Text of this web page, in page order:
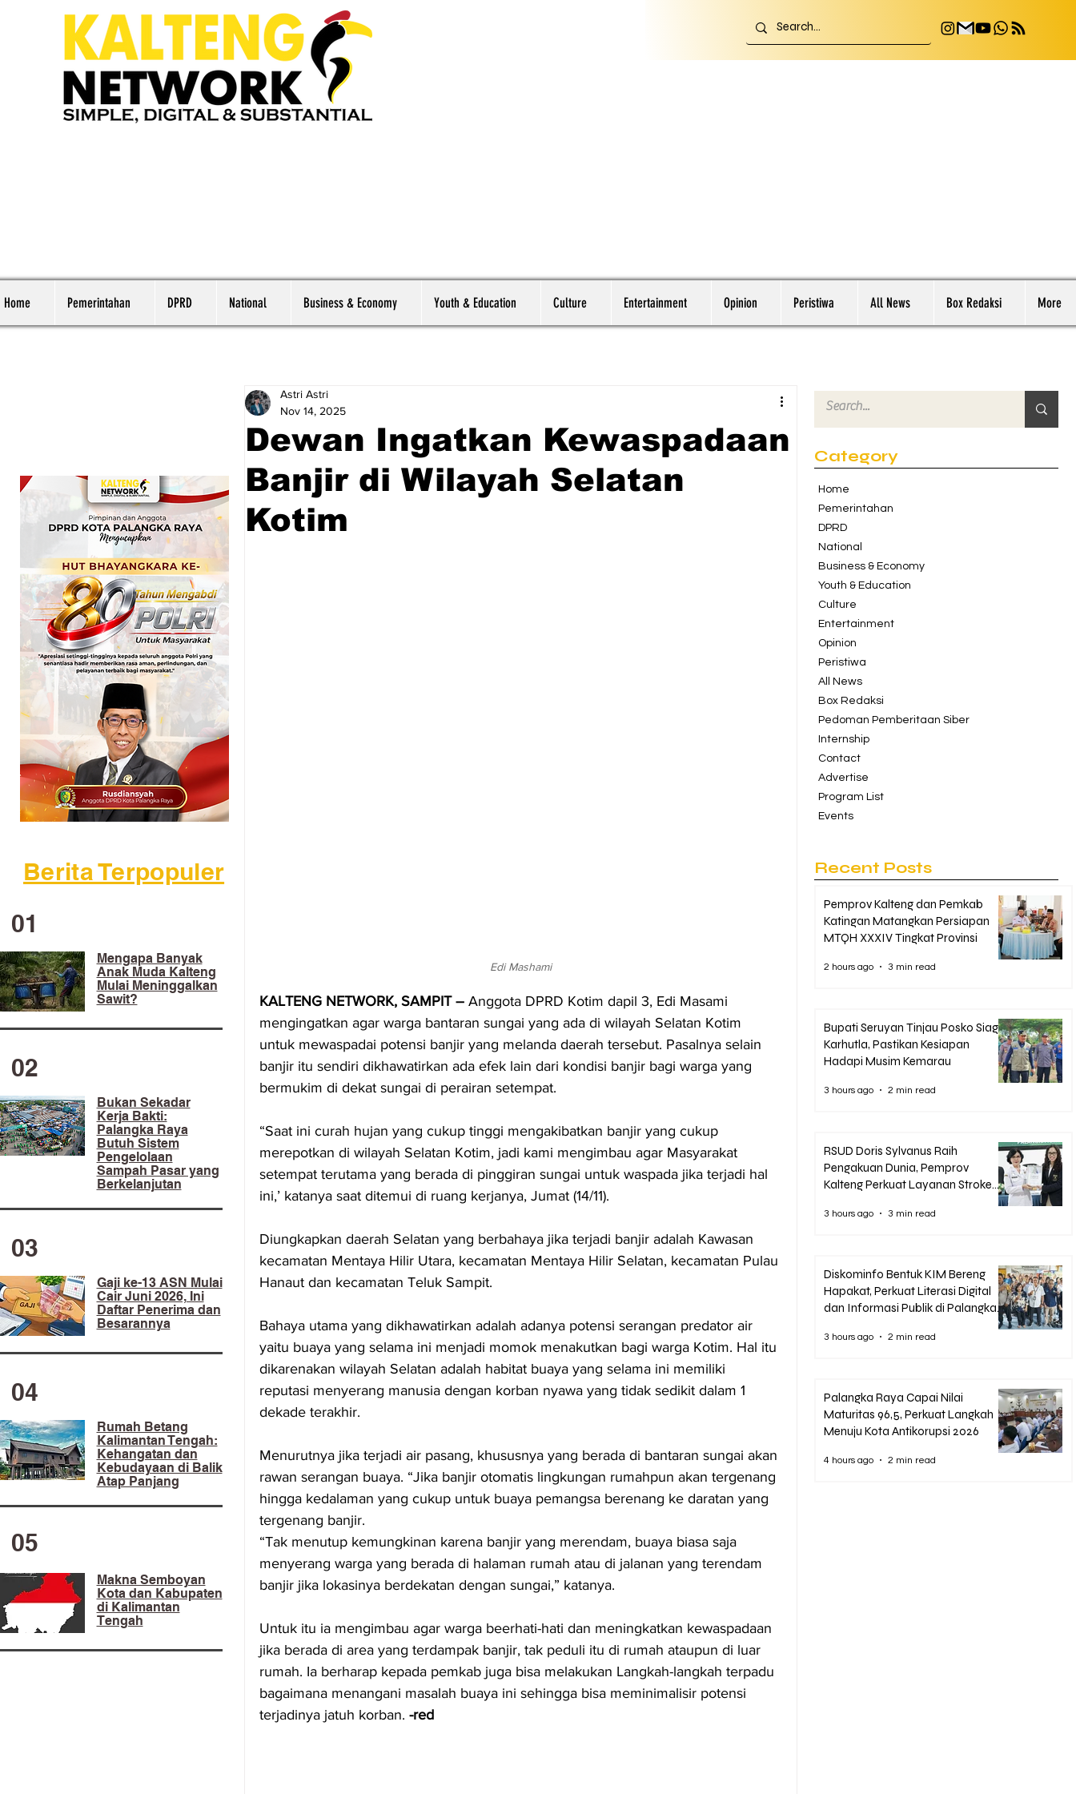
Home Pemerintahan DPRD National Business & Economy Youth & Education Culture Entertainment Opinion Peristiwa All News Box Redaksi More
Berita Terpopuler
01
Mengapa Banyak
Anak Muda Kalteng
Mulai Meninggalkan
Sawit?
02
​Bukan Sekadar
Kerja Bakti:
Palangka Raya
Butuh Sistem
Pengelolaan
Sampah Pasar yang
Berkelanjutan
03
Gaji ke-13 ASN Mulai
Cair Juni 2026, Ini
Daftar Penerima dan
Besarannya
04
Rumah Betang
Kalimantan Tengah:
Kehangatan dan
Kebudayaan di Balik
Atap Panjang
05
Makna Semboyan
Kota dan Kabupaten
di Kalimantan
Tengah
Dewan Ingatkan Kewaspadaan
Banjir di Wilayah Selatan
Kotim
Astri Astri
Nov 14, 2025
Edi Mashami
KALTENG NETWORK, SAMPIT – Anggota DPRD Kotim dapil 3, Edi Masami
mengingatkan agar warga bantaran sungai yang ada di wilayah Selatan Kotim
untuk mewaspadai potensi banjir yang melanda daerah tersebut. Pasalnya selain
banjir itu sendiri dikhawatirkan ada efek lain dari kondisi banjir bagi warga yang
bermukim di dekat sungai di perairan setempat.
“Saat ini curah hujan yang cukup tinggi mengakibatkan banjir yang cukup
merepotkan di wilayah Selatan Kotim, jadi kami mengimbau agar Masyarakat
setempat terutama yang berada di pinggiran sungai untuk waspada jika terjadi hal
ini,’ katanya saat ditemui di ruang kerjanya, Jumat (14/11).
Diungkapkan daerah Selatan yang berbahaya jika terjadi banjir adalah Kawasan
kecamatan Mentaya Hilir Utara, kecamatan Mentaya Hilir Selatan, kecamatan Pulau
Hanaut dan kecamatan Teluk Sampit.
Bahaya utama yang dikhawatirkan adalah adanya potensi serangan predator air
yaitu buaya yang selama ini menjadi momok menakutkan bagi warga Kotim. Hal itu
dikarenakan wilayah Selatan adalah habitat buaya yang selama ini memiliki
reputasi menyerang manusia dengan korban nyawa yang tidak sedikit dalam 1
dekade terakhir.
Menurutnya jika terjadi air pasang, khususnya yang berada di bantaran sungai akan
rawan serangan buaya. “Jika banjir otomatis lingkungan rumahpun akan tergenang
hingga kedalaman yang cukup untuk buaya pemangsa berenang ke daratan yang
tergenang banjir.
“Tak menutup kemungkinan karena banjir yang merendam, buaya biasa saja
menyerang warga yang berada di halaman rumah atau di jalanan yang terendam
banjir jika lokasinya berdekatan dengan sungai,” katanya.
Untuk itu ia mengimbau agar warga beerhati-hati dan meningkatkan kewaspadaan
jika berada di area yang terdampak banjir, tak peduli itu di rumah ataupun di luar
rumah. Ia berharap kepada pemkab juga bisa melakukan Langkah-langkah terpadu
bagaimana menangani masalah buaya ini sehingga bisa meminimalisir potensi
terjadinya jatuh korban. -red
Category
Home
Pemerintahan
DPRD
National
Business & Economy
Youth & Education
Culture
Entertainment
Opinion
Peristiwa
All News
Box Redaksi
Pedoman Pemberitaan Siber
Internship
Contact
Advertise
Program List
Events
Recent Posts
Pemprov Kalteng dan Pemkab
Katingan Matangkan Persiapan
MTQH XXXIV Tingkat Provinsi
2 hours ago 3 min read
Bupati Seruyan Tinjau Posko Siaga
Karhutla, Pastikan Kesiapan
Hadapi Musim Kemarau
3 hours ago 2 min read
RSUD Doris Sylvanus Raih
Pengakuan Dunia, Pemprov
Kalteng Perkuat Layanan Stroke
3 hours ago 3 min read
Diskominfo Bentuk KIM Bereng
Hapakat, Perkuat Literasi Digital
dan Informasi Publik di Palangka
3 hours ago 2 min read
Palangka Raya Capai Nilai
Maturitas 96,5, Perkuat Langkah
Menuju Kota Antikorupsi 2026
4 hours ago 2 min read